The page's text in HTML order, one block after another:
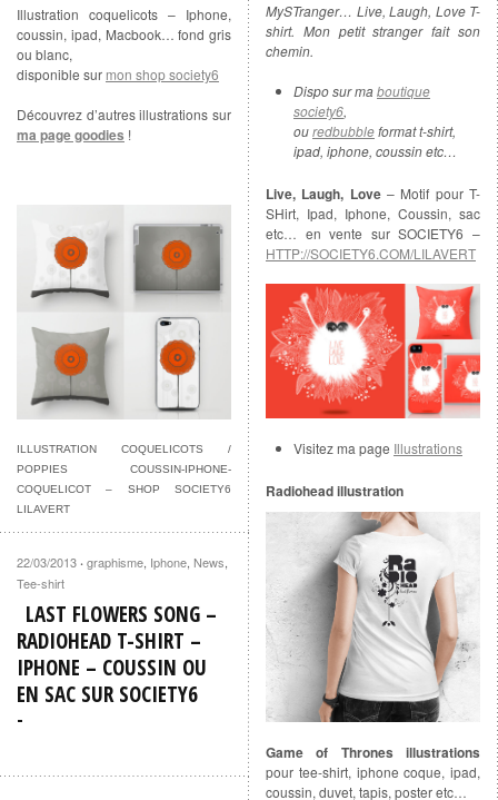
Illustration coquelicots – Iphone,
coussin, ipad, Macbook… fond gris
ou blanc,
disponible sur mon shop society6
Découvrez d’autres illustrations sur
ma page goodies !
ILLUSTRATION COQUELICOTS /
POPPIES COUSSIN-IPHONE-
COQUELICOT – SHOP SOCIETY6
LILAVERT
MySTranger… Live, Laugh, Love T-
shirt. Mon petit stranger fait son
chemin.
Dispo sur maboutique
society6,
ouredbubbleformat t-shirt,
ipad, iphone, coussin etc…
Live, Laugh, Love– Motif pour T-
SHirt, Ipad, Iphone, Coussin, sac
etc… en vente sur SOCIETY6 –
HTTP://SOCIETY6.COM/LILAVERT
Visitez ma page Illustrations
Radiohead illustration
Game of Thrones illustrations
pour tee-shirt, iphone coque, ipad,
coussin, duvet, tapis, poster etc…
22/03/2013 · graphisme, Iphone, News,
Tee-shirt
LAST FLOWERS SONG –
RADIOHEAD T-SHIRT –
IPHONE – COUSSIN OU
EN SAC SUR SOCIETY6